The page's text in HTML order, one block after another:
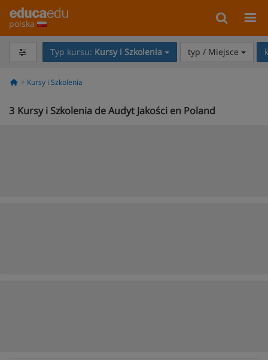
polska
Typ kursu: Kursy i Szkolenia typ / Miejsce
Kursy i Szkolenia
3 Kursy i Szkolenia de Audyt Jakości en Poland